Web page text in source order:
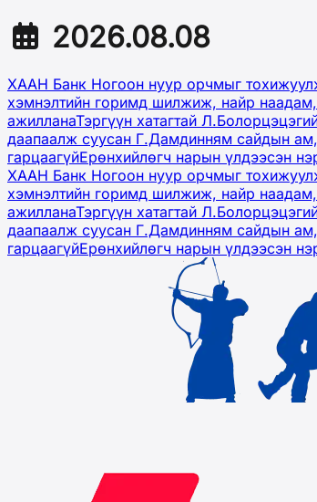
2026.08.08
ХААН Банк Ногоон нуур орчмыг
хэмнэлтийн горимд шилжиж, найр
ажилланаТэргүүн хатагтай
даапаалж суусан Г.Дамдинням сайдын
гарцаагүйЕрөнхийлөгч нарын үлдээсэн
ХААН Банк Ногоон нуур орчмыг
хэмнэлтийн горимд шилжиж, найр
ажилланаТэргүүн хатагтай
даапаалж суусан Г.Дамдинням сайдын
гарцаагүйЕрөнхийлөгч нарын үлдээсэн